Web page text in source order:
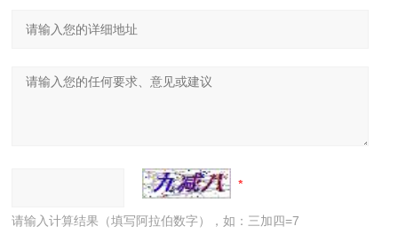
请输入计算结果（填写阿拉伯数字），如：三加四=7